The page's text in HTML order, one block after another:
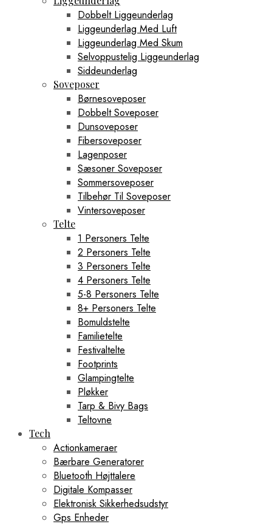
Dobbelt Liggeunderlag
Liggeunderlag Med Luft
Liggeunderlag Med Skum
Selvoppustelig Liggeunderlag
Siddeunderlag
Soveposer
Børnesoveposer
Dobbelt Soveposer
Dunsoveposer
Fibersoveposer
Lagenposer
Sæsoner Soveposer
Sommersoveposer
Tilbehør Til Soveposer
Vintersoveposer
Telte
1 Personers Telte
2 Personers Telte
3 Personers Telte
4 Personers Telte
5-8 Personers Telte
8+ Personers Telte
Bomuldstelte
Familietelte
Festivaltelte
Footprints
Glampingtelte
Pløkker
Tarp & Bivy Bags
Teltovne
Tech
Actionkameraer
Bærbare Generatorer
Bluetooth Højttalere
Digitale Kompasser
Elektronisk Sikkerhedsudstyr
Gps Enheder